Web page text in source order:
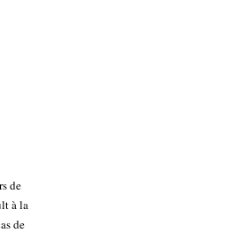
de
à la
de